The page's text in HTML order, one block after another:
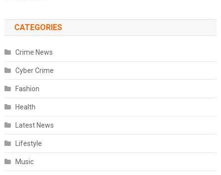
CATEGORIES
Crime News
Cyber Crime
Fashion
Health
Latest News
Lifestyle
Music